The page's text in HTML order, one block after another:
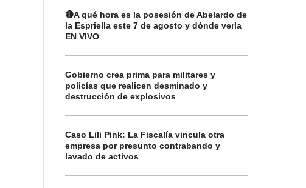
🔴A qué hora es la posesión de Abelardo de
la Espriella este 7 de agosto y dónde verla
EN VIVO
Gobierno crea prima para militares y
policías que realicen desminado y
destrucción de explosivos
Caso Lili Pink: La Fiscalía vincula otra
empresa por presunto contrabando y
lavado de activos